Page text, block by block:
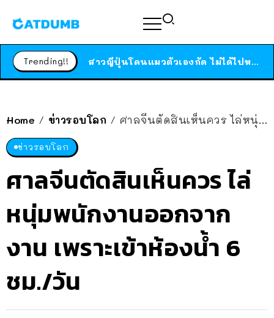
Trending!! ได้เวลาเด็กหนวดรวมตัว RF Online Next เปิดให้เล่นแล้ว เกม Sci-Fi MMORPG ระดับตำนาน เล่นได้ทั้งมือถือและ PC
Home / ข่าวรอบโลก / ศาลจีนตัดสินเห็นควร ไล่หนุ่มพนักงานออกจากงาน เพราะเข้าห้องน้ำ 6 ชม./วัน
ข่าวรอบโลก
ศาลจีนตัดสินเห็นควร ไล่
หนุ่มพนักงานออกจาก
งาน เพราะเข้าห้องน้ำ 6
ชม./วัน